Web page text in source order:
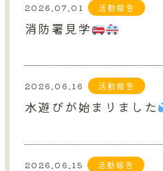
2026.07.01 活動報告
消防署見学
2026.06.16 活動報告
水遊びが始まりました
2026.06.15 活動報告